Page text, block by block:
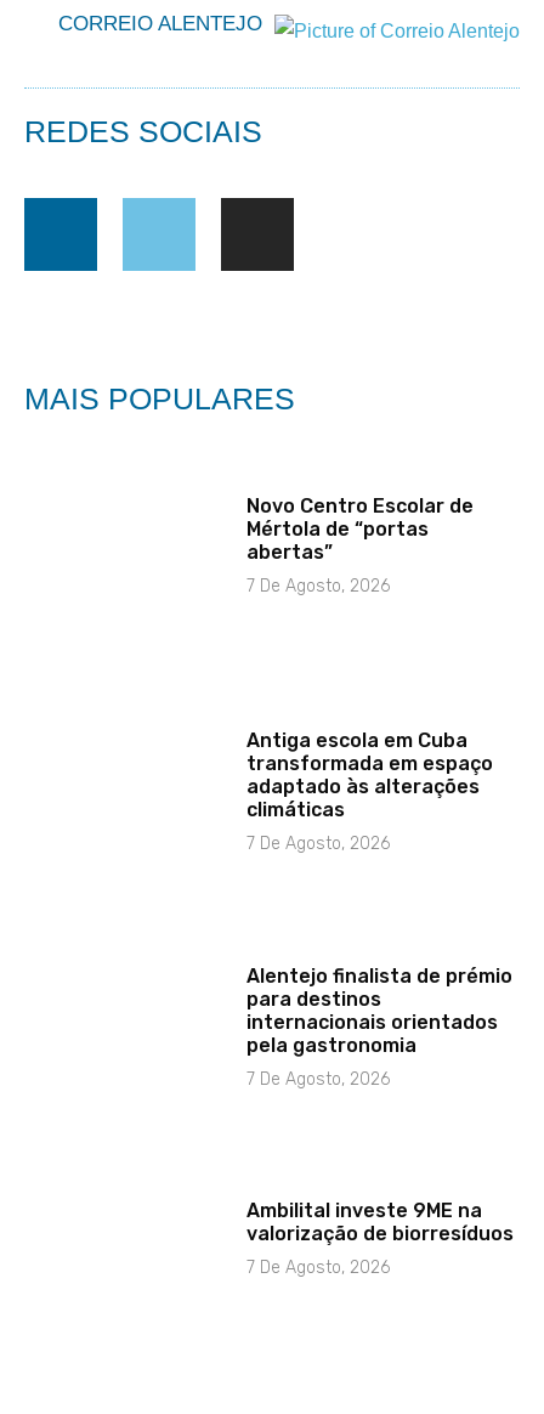
CORREIO ALENTEJO
REDES SOCIAIS
MAIS POPULARES
Novo Centro Escolar de
Mértola de “portas
abertas”
7 De Agosto, 2026
Antiga escola em Cuba
transformada em espaço
adaptado às alterações
climáticas
7 De Agosto, 2026
Alentejo finalista de prémio
para destinos
internacionais orientados
pela gastronomia
7 De Agosto, 2026
Ambilital investe 9ME na
valorização de biorresíduos
7 De Agosto, 2026